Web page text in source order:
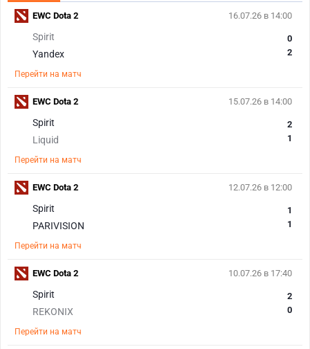
16.07.26 в 14:00
Spirit
Yandex
0
2
Перейти на матч
EWC Dota 2
15.07.26 в 14:00
Spirit
Liquid
2
1
Перейти на матч
EWC Dota 2
12.07.26 в 12:00
Spirit
PARIVISION
1
1
Перейти на матч
EWC Dota 2
10.07.26 в 17:40
Spirit
REKONIX
2
0
Перейти на матч
EWC Dota 2